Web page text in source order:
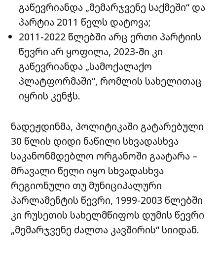
გაწევრიანდა „მემარჯვენე საქმეში“ და
პარტია 2011 წელს დატოვა;
2011-2022 წლებში არც ერთი პარტიის
წევრი არ ყოფილა, 2023-ში კი
გაწევრიანდა „სამოქალაქო
პლატფორმაში“, რომლის სახელითაც
იყრის კენჭს.
ნადეჟდინმა, პოლიტიკაში გატარებული
30 წლის დიდი ნაწილი სხვადასხვა
საკანონმდებლო ორგანოში გაატარა –
მრავალი წელი იყო სხვადასხვა
რეგიონული თუ მუნიციპალური
პარლამენტის წევრი, 1999-2003 წლებში
კი რუსეთის სახელმწიფოს დუმის წევრი
„მემარჯვენე ძალთა კავშირის“ სიიდან.